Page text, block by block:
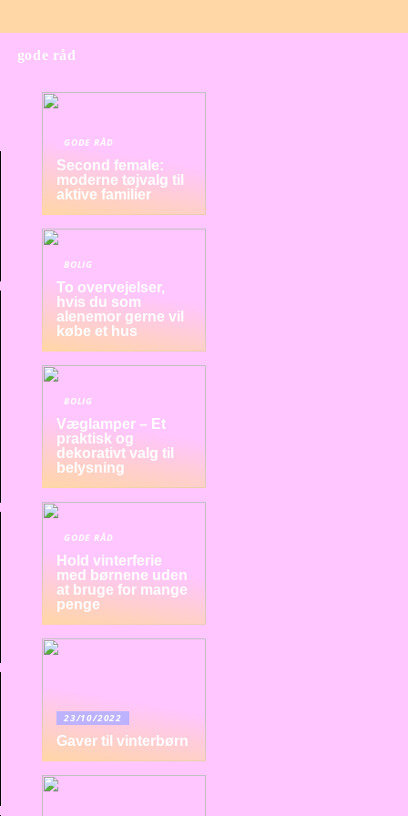
gode råd
GODE RÅD
Second female:
moderne tøjvalg til
aktive familier
BOLIG
To overvejelser,
hvis du som
alenemor gerne vil
købe et hus
BOLIG
Væglamper – Et
praktisk og
dekorativt valg til
belysning
GODE RÅD
Hold vinterferie
med børnene uden
at bruge for mange
penge
23/10/2022
Gaver til vinterbørn